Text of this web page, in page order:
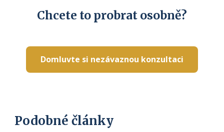
Chcete to probrat osobně?
Domluvte si nezávaznou konzultaci
Podobné články